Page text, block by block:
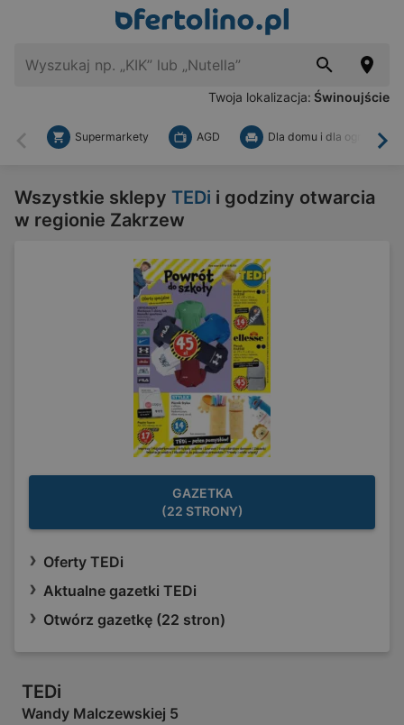
Twoja lokalizacja: Świnoujście
Wstecz
Supermarkety AGD Dla domu i dla ogrodu
Wszystkie sklepy TEDi i godziny otwarcia
w regionie Zakrzew
GAZETKA
(22 STRONY)
Oferty TEDi
Aktualne gazetki TEDi
Otwórz gazetkę (22 stron)
TEDi
Wandy Malczewskiej 5